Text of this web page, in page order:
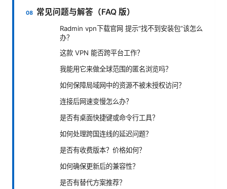
常见问题与解答（FAQ 版）
Radmin vpn下载官网 提示“找不到安装包”该怎么
办？
这款 VPN 能否跨平台工作？
我能用它来做全球范围的匿名浏览吗？
如何保障局域网中的资源不被未授权访问？
连接后网速变慢怎么办？
是否有桌面快捷键或命令行工具？
如何处理跨国连线的延迟问题？
是否有收费版本？价格如何？
如何确保更新后的兼容性？
是否有替代方案推荐？